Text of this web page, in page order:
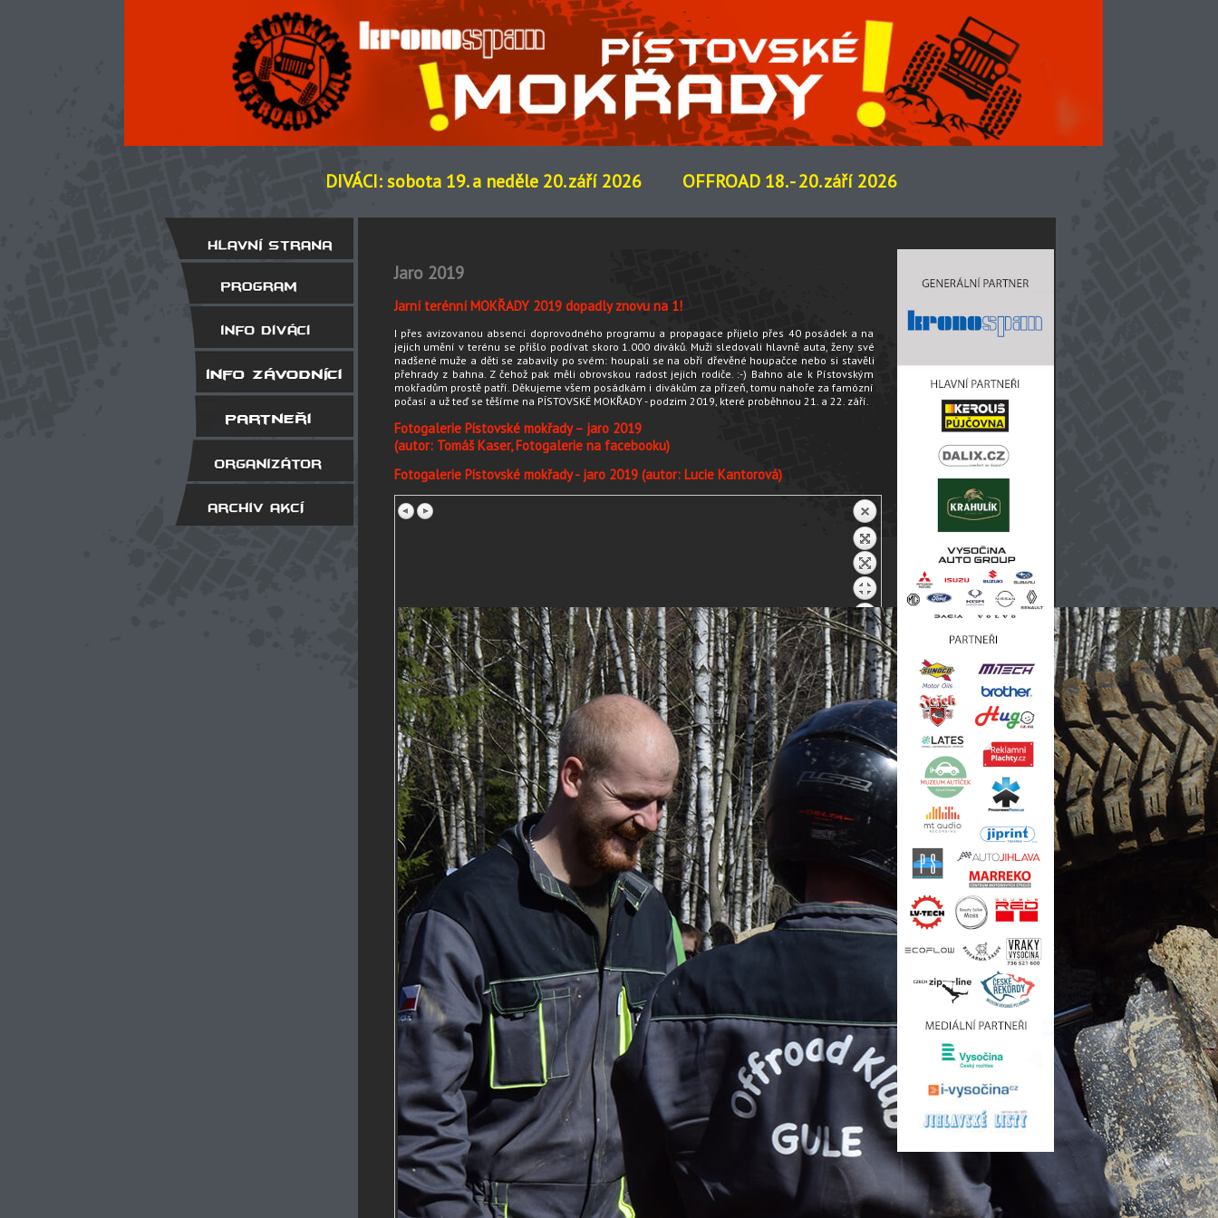
DIVÁCI: sobota 19. a neděle 20. září 2026 OFFROAD 18. - 20. září 2026
Jaro 2019
Jarní terénní MOKŘADY 2019 dopadly znovu na 1!
I přes avizovanou absenci doprovodného programu a propagace přijelo přes 40 posádek a na
jejich umění v terénu se přišlo podívat skoro 1.000 diváků. Muži sledovali hlavně auta, ženy své
nadšené muže a děti se zabavily po svém: houpali se na obří dřevěné houpačce nebo si stavěli
přehrady z bahna. Z čehož pak měli obrovskou radost jejich rodiče. :-) Bahno ale k Pístovským
mokřadům prostě patří. Děkujeme všem posádkám i divákům za přízeň, tomu nahoře za famózní
počasí a už teď se těšíme na PÍSTOVSKÉ MOKŘADY - podzim 2019, které proběhnou 21. a 22. září.
Fotogalerie Pístovské mokřady – jaro 2019
(autor: Tomáš Kaser, Fotogalerie na facebooku)
Fotogalerie Pístovské mokřady - jaro 2019 (autor: Lucie Kantorová)